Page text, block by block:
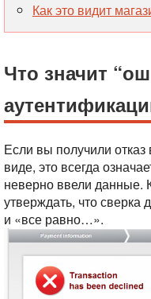
Как это видит
Что значит
Если вы получили
виде, это всегда
неверно ввели данные.
утверждать, что сверка
и «все равно…».